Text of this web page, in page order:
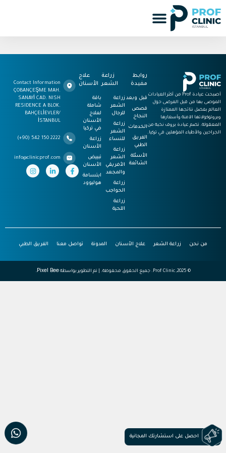
أصبحت عيادة Prof من أكثر العيادات
الموصى بها من قبل المرضى حول
العالم بفضل نتائجها الممتازة
وبروتوكولاتها الآمنة وأسعارها
المعقولة. تضم عيادة بروف نخبة من
الجراحين والأطباء المؤهلين في تركيا.
احصل على استشارتك المجانية
روابط
مفيدة
قبل وبعد
قصص
النجاح
الخدمات
الفريق
الطبي
الأسئلة
الشائعة
زراعة
الشعر
زراعة
الشعر
للرجال
زراعة
الشعر
للنساء
زراعة
الشعر
الأفريقي
والمجعد
زراعة
الحواجب
زراعة
اللحية
علاج
الأسنان
باقة
شاملة
لعلاج
الأسنان
في تركيا
زراعة
الأسنان
تبييض
الأسنان
ابتسامة
هوليوود
Contact Information
ÇOBANÇEŞME MAH.
SANAYİ CAD. NISH
RESIDENCE A BLOK.
BAHÇELİEVLER/
İSTANBUL
(+90) 542 150 2222
info@clinicprof.com
من نحن زراعة الشعر علاج الأسنان المدونة تواصل معنا الفريق الطبي
© 2025, Prof Clinic. جميع الحقوق محفوظة. | تم التطوير بواسطة Pixel Bee.